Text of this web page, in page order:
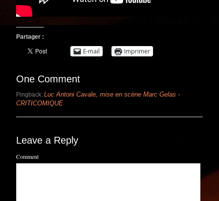
Partager :
E-mail Imprimer
One Comment
Pingback:Luc Antoni Cavale, mise en scène Marc Gelas -
CRITICOMIQUE
Leave a Reply
Comment